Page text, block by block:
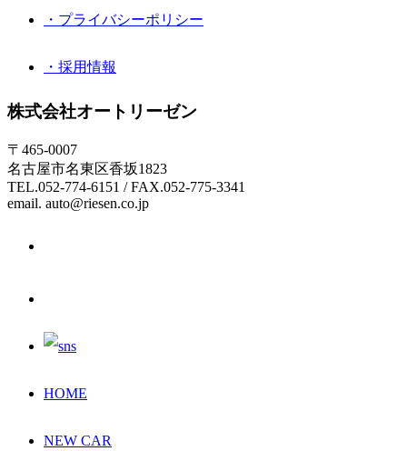
・プライバシーポリシー
・採用情報
株式会社オートリーゼン
〒465-0007
名古屋市名東区香坂1823
TEL.052-774-6151 / FAX.052-775-3341
email. auto@riesen.co.jp
HOME
NEW CAR